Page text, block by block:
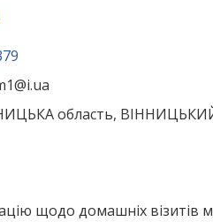
область,
щодо домашніх візитів